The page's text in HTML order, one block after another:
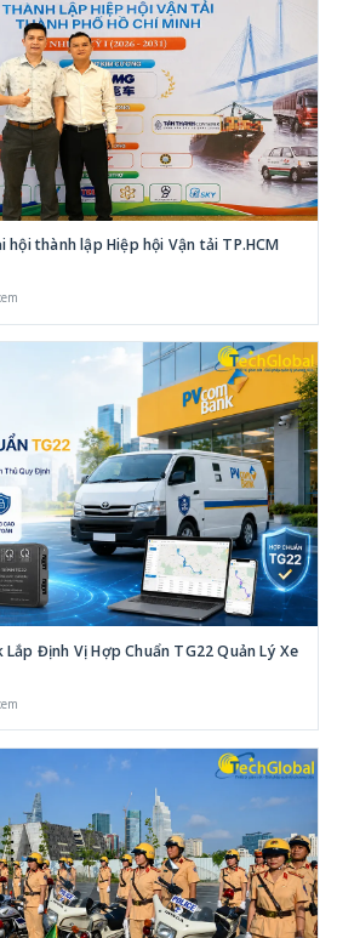
thành lập Hiệp hội Vận tải TP.HCM
Lắp Định Vị Hợp Chuẩn TG22 Quản Lý Xe